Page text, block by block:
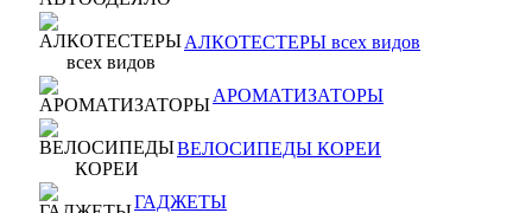
АЛКОТЕСТЕРЫ всех видов
АРОМАТИЗАТОРЫ
ВЕЛОСИПЕДЫ КОРЕИ
ГАДЖЕТЫ